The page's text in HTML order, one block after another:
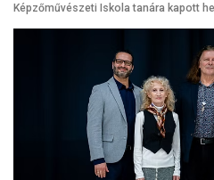
Képzőművészeti Iskola tanára kapott